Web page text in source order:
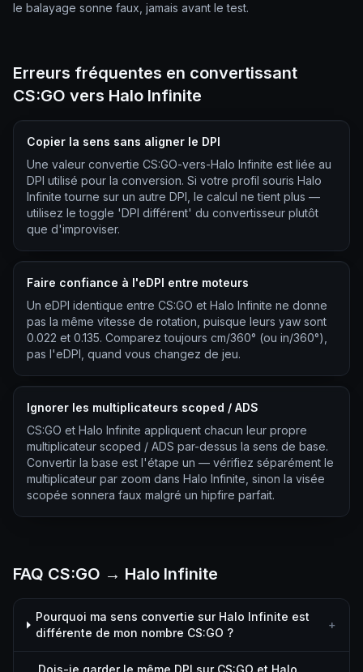
le balayage sonne faux, jamais avant le test.
Erreurs fréquentes en convertissant
CS:GO vers Halo Infinite
Copier la sens sans aligner le DPI
Une valeur convertie CS:GO-vers-Halo Infinite est liée au
DPI utilisé pour la conversion. Si votre profil souris Halo
Infinite tourne sur un autre DPI, le calcul ne tient plus —
utilisez le toggle 'DPI différent' du convertisseur plutôt
que d'improviser.
Faire confiance à l'eDPI entre moteurs
Un eDPI identique entre CS:GO et Halo Infinite ne donne
pas la même vitesse de rotation, puisque leurs yaw sont
0.022 et 0.135. Comparez toujours cm/360° (ou in/360°),
pas l'eDPI, quand vous changez de jeu.
Ignorer les multiplicateurs scoped / ADS
CS:GO et Halo Infinite appliquent chacun leur propre
multiplicateur scoped / ADS par-dessus la sens de base.
Convertir la base est l'étape un — vérifiez séparément le
multiplicateur par zoom dans Halo Infinite, sinon la visée
scopée sonnera faux malgré un hipfire parfait.
FAQ CS:GO → Halo Infinite
Pourquoi ma sens convertie sur Halo Infinite est
différente de mon nombre CS:GO ?
+
Dois-je garder le même DPI sur CS:GO et Halo